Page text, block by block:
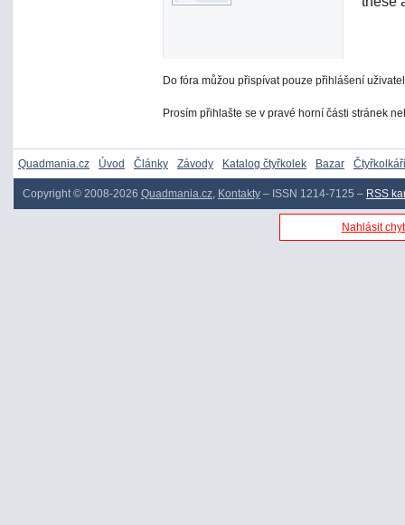
Do fóra můžou přispívat pouze přihlášení
Prosím přihlašte se v pravé horní části stránek
Quadmania.cz Úvod Články Závody Katalog čtyřkolek Bazar Čtyřkolkáři
Copyright © 2008-2026 Quadmania.cz, Kontakty – ISSN 1214-7125 – RSS
Nahlásit